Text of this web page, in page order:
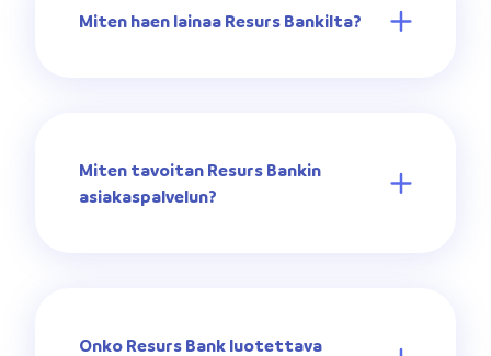
Miten haen lainaa Resurs Bankilta?
Miten tavoitan Resurs Bankin
asiakaspalvelun?
Onko Resurs Bank luotettava